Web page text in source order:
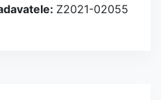
Z2021-02055